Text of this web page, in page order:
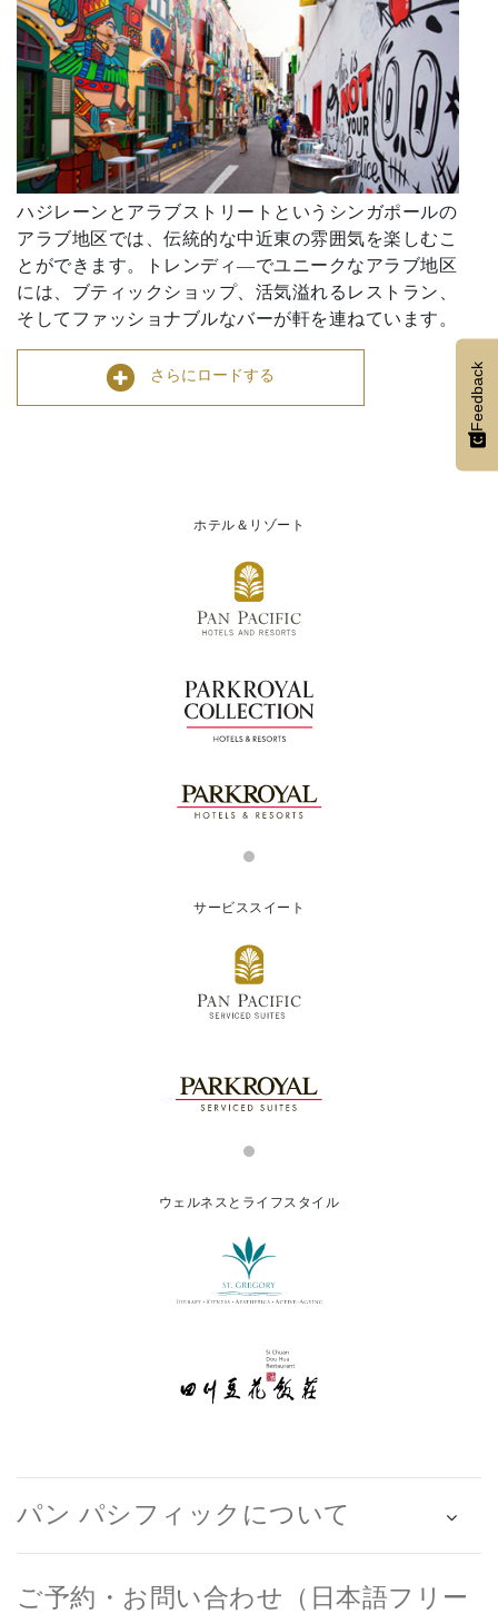
ハジレーンとアラブストリートというシンガポールの
アラブ地区では、伝統的な中近東の雰囲気を楽しむこ
とができます。トレンディ―でユニークなアラブ地区
には、ブティックショップ、活気溢れるレストラン、
そしてファッショナブルなバーが軒を連ねています。
さらにロードする
ホテル＆リゾート
サービススイート
ウェルネスとライフスタイル
パン パシフィックについて
ご予約・お問い合わせ（日本語フリー
Feedback